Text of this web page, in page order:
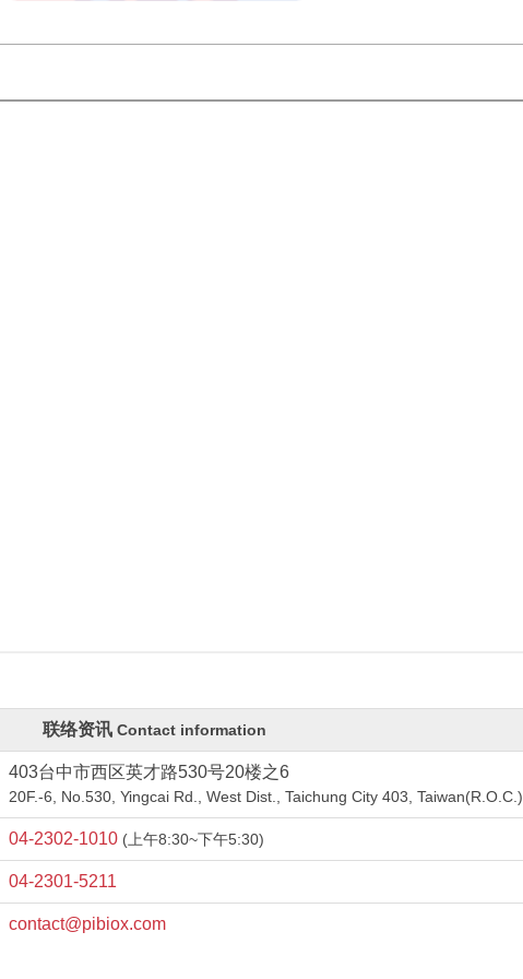
联络资讯 Contact information
403台中市西区英才路530号20楼之6
20F.-6, No.530, Yingcai Rd., West Dist., Taichung City 403, Taiwan(R.O.C.)
04-2302-1010 (上午8:30~下午5:30)
04-2301-5211
contact@pibiox.com